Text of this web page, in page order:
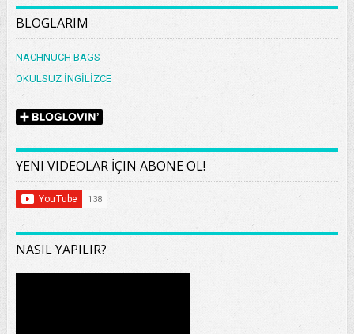
BLOGLARIM
NACHNUCH BAGS
OKULSUZ İNGİLİZCE
YENI VIDEOLAR İÇIN ABONE OL!
NASIL YAPILIR?